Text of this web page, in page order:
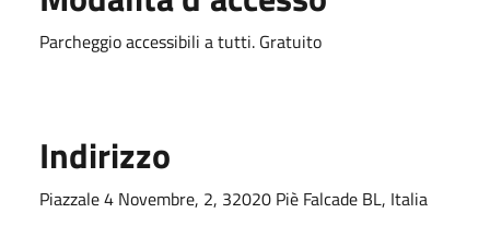
Parcheggio accessibili a tutti. Gratuito
Indirizzo
Piazzale 4 Novembre, 2, 32020 Piè Falcade BL, Italia